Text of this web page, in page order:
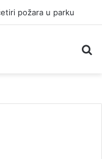
Srbija ide na Svjetsko prvenstvo: Velika pobjeda rukometaša u “Pioniru”